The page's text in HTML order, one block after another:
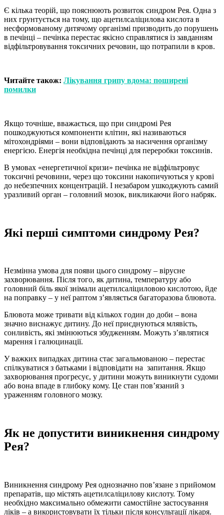
Є кілька теорій, що пояснюють розвиток синдром Рея. Одна з
них грунтується на тому, що ацетилсаліцилова кислота в
несформованому дитячому організмі призводить до порушень
в печінці – печінка перестає якісно справлятися із завданням
відфільтровування токсичних речовин, що потрапили в кров.
Читайте також: Лікування грипу вдома: поширені
помилки
Якщо точніше, вважається, що при синдромі Рея
пошкоджуються компоненти клітин, які називаються
мітохондріями – вони відповідають за насичення організму
енергією. Енергія необхідна печінці для переробки токсинів.
В умовах «енергетичної кризи» печінка не відфільтровує
токсичні речовини, через що токсини накопичуються у крові
до небезпечних концентрацій. І незабаром ушкоджують самий
уразливий орган – головний мозок, викликаючи його набряк.
Які перші симптоми синдрому Рея?
Незмінна умова для появи цього синдрому – вірусне
захворювання. Після того, як дитина, температуру або
головний біль якої знімали ацетилсаліциловою кислотою, йде
на поправку – у неї раптом з’являється багаторазова блювота.
Блювота може тривати від кількох годин до доби – вона
значно виснажує дитину. До неї приєднуються млявість,
сонливість, які змінюються збудженням. Можуть з’являтися
марення і галюцинації.
У важких випадках дитина стає загальмованою – перестає
спілкуватися з батьками і відповідати на запитання. Якщо
захворювання прогресує, у дитини можуть виникнути судоми
або вона впаде в глибоку кому. Це стан пов’язаний з
ураженням головного мозку.
Як не допустити виникнення синдрому
Рея?
Виникнення синдрому Рея однозначно пов’язане з прийомом
препаратів, що містять ацетилсаліцилову кислоту. Тому
необхідно максимально обмежити самостійне застосування
ліків – а використовувати їх тільки після консультації лікаря.